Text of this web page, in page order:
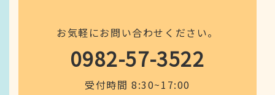
お気軽にお問い合わせください。
0982-57-3522
受付時間 8:30~17:00